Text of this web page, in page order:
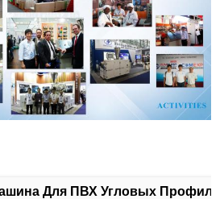
Для ПВХ Угловых